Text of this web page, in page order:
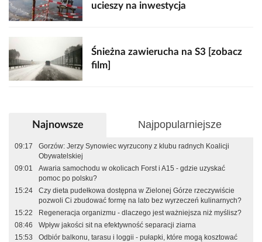
ucieszy na inwestycja
Śnieżna zawierucha na S3 [zobacz
film]
Najnowsze Najpopularniejsze
09:17
Gorzów: Jerzy Synowiec wyrzucony z klubu radnych Koalicji
Obywatelskiej
09:01
Awaria samochodu w okolicach Forst i A15 - gdzie uzyskać
pomoc po polsku?
15:24
Czy dieta pudełkowa dostępna w Zielonej Górze rzeczywiście
pozwoli Ci zbudować formę na lato bez wyrzeczeń kulinarnych?
15:22
Regeneracja organizmu - dlaczego jest ważniejsza niż myślisz?
08:46
Wpływ jakości sit na efektywność separacji ziarna
15:53
Odbiór balkonu, tarasu i loggii - pułapki, które mogą kosztować